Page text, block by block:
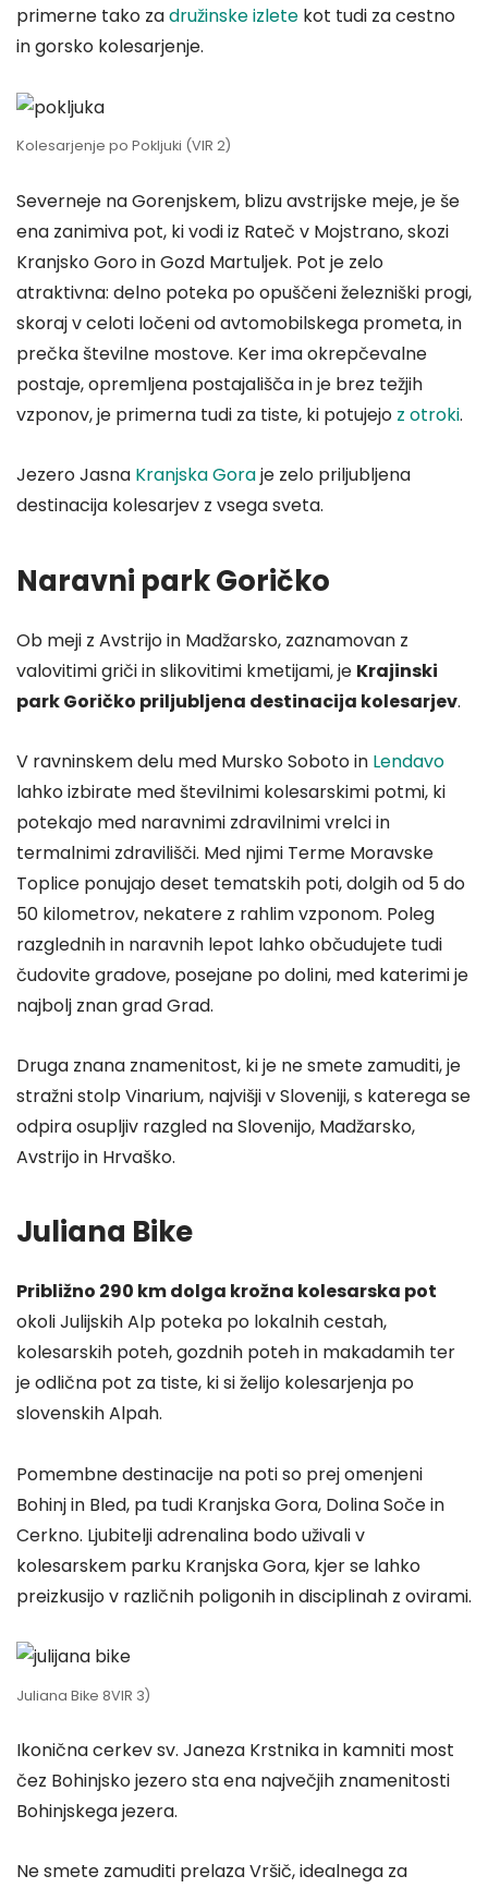
primerne tako zadružinske izlete kot tudi za cestno
in gorsko kolesarjenje.
Kolesarjenje po Pokljuki (VIR 2)
Severneje na Gorenjskem, blizu avstrijske meje, je še
ena zanimiva pot, ki vodi iz Rateč v Mojstrano, skozi
Kranjsko Goro in Gozd Martuljek. Pot je zelo
atraktivna: delno poteka po opuščeni železniški progi,
skoraj v celoti ločeni od avtomobilskega prometa, in
prečka številne mostove. Ker ima okrepčevalne
postaje, opremljena postajališča in je brez težjih
vzponov, je primerna tudi za tiste, ki potujejo z otroki.
Jezero Jasna Kranjska Goraje zelo priljubljena
destinacija kolesarjev z vsega sveta.
Naravni park Goričko
Ob meji z Avstrijo in Madžarsko, zaznamovan z
valovitimi griči in slikovitimi kmetijami, je Krajinski
park Goričko priljubljena destinacija kolesarjev.
V ravninskem delu med Mursko Soboto in Lendavo
lahko izbirate med številnimi kolesarskimi potmi, ki
potekajo med naravnimi zdravilnimi vrelci in
termalnimi zdravilišči. Med njimi Terme Moravske
Toplice ponujajo deset tematskih poti, dolgih od 5 do
50 kilometrov, nekatere z rahlim vzponom. Poleg
razglednih in naravnih lepot lahko občudujete tudi
čudovite gradove, posejane po dolini, med katerimi je
najbolj znan grad Grad.
Druga znana znamenitost, ki je ne smete zamuditi, je
stražni stolp Vinarium, najvišji v Sloveniji, s katerega se
odpira osupljiv razgled na Slovenijo, Madžarsko,
Avstrijo in Hrvaško.
Juliana Bike
Približno 290 km dolga krožna kolesarska pot
okoli Julijskih Alp poteka po lokalnih cestah,
kolesarskih poteh, gozdnih poteh in makadamih ter
je odlična pot za tiste, ki si želijo kolesarjenja po
slovenskih Alpah.
Pomembne destinacije na poti so prej omenjeni
Bohinj in Bled, pa tudi Kranjska Gora, Dolina Soče in
Cerkno. Ljubitelji adrenalina bodo uživali v
kolesarskem parku Kranjska Gora, kjer se lahko
preizkusijo v različnih poligonih in disciplinah z ovirami.
Juliana Bike 8VIR 3)
Ikonična cerkev sv. Janeza Krstnika in kamniti most
čez Bohinjsko jezero sta ena največjih znamenitosti
Bohinjskega jezera.
Ne smete zamuditi prelaza Vršič, idealnega za